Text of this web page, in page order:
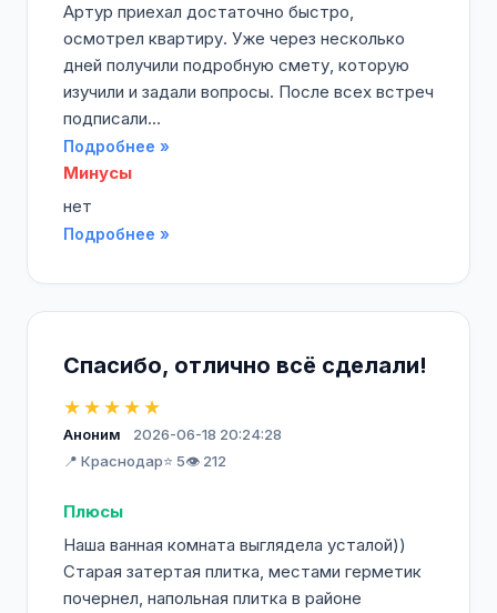
Артур приехал достаточно быстро,
осмотрел квартиру. Уже через несколько
дней получили подробную смету, которую
изучили и задали вопросы. После всех встреч
подписали...
Подробнее »
Минусы
нет
Подробнее »
Спасибо, отлично всё сделали!
★★★★★
Аноним
2026-06-18 20:24:28
📍 Краснодар⭐ 5👁️ 212
Плюсы
Наша ванная комната выглядела усталой))
Старая затертая плитка, местами герметик
почернел, напольная плитка в районе